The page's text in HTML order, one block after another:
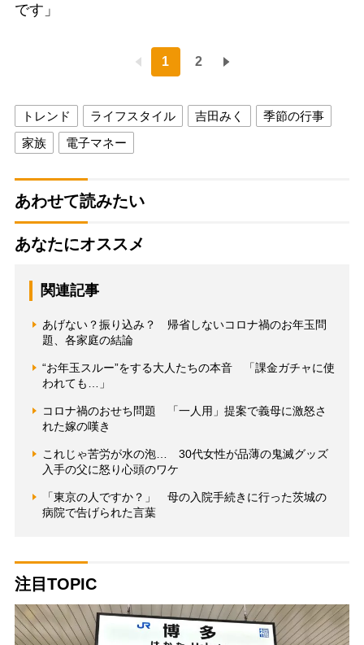
です」
1 2
トレンド ライフスタイル 吉田みく
季節の行事
家族
電子マネー
あわせて読みたい
あなたにオススメ
関連記事
あげない？振り込み？ 帰省しないコロナ禍のお年玉問
題、各家庭の結論
“お年玉スルー”をする大人たちの本音 「課金ガチャに使
われても…」
コロナ禍のおせち問題 「一人用」提案で義母に激怒さ
れた嫁の嘆き
これじゃ苦労が水の泡… 30代女性が品薄の鬼滅グッズ
入手の父に怒り心頭のワケ
「東京の人ですか？」 母の入院手続きに行った茨城の
病院で告げられた言葉
注目TOPIC